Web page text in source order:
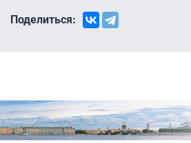
Поделиться: